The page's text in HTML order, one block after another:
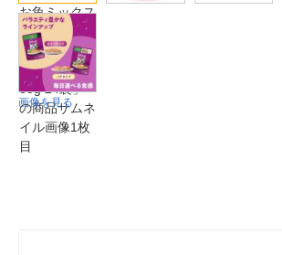
画像を見る